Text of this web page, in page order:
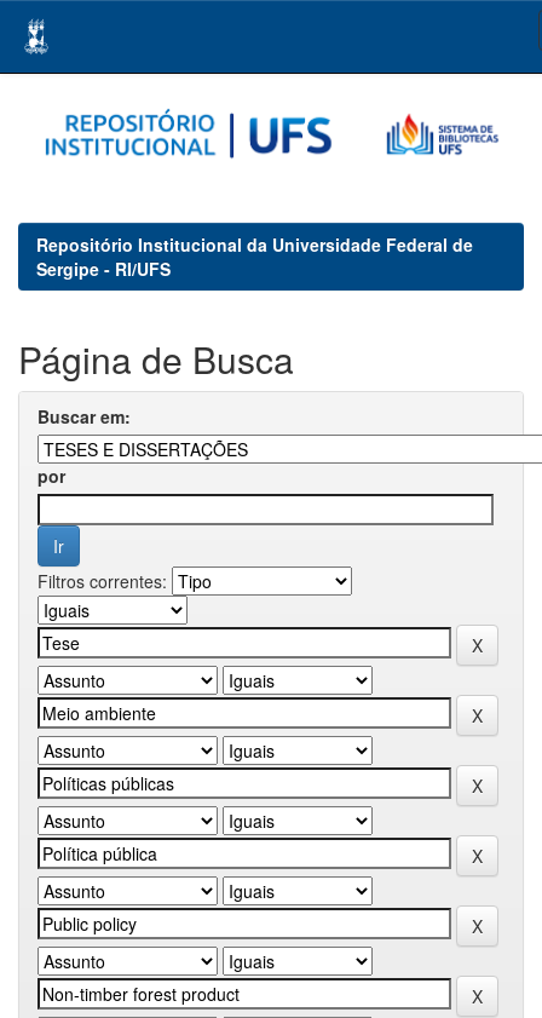
navigation
Repositório Institucional da Universidade Federal de
Sergipe - RI/UFS
Página de Busca
Buscar em:
por
Filtros correntes: